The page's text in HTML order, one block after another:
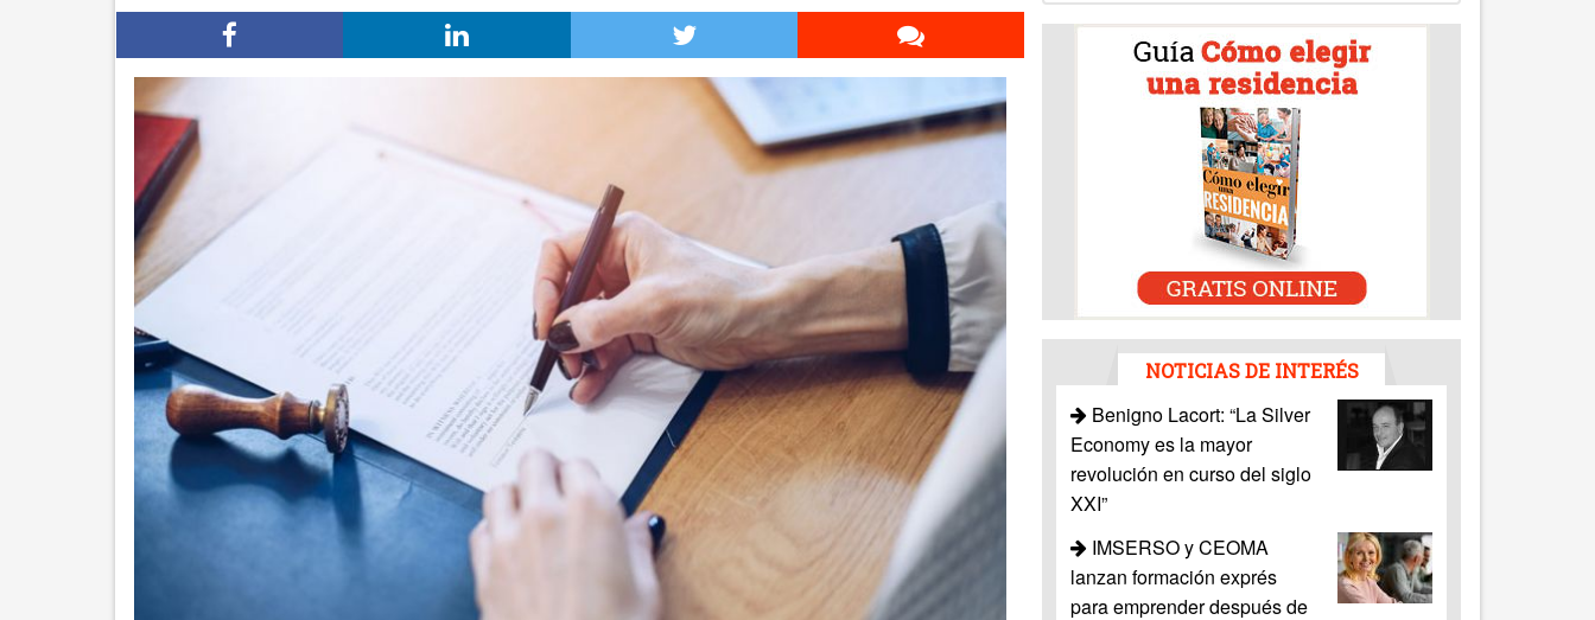
NOTICIAS DE INTERÉS
Benigno Lacort: “La Silver
Economy es la mayor
revolución en curso del siglo
XXI”
IMSERSO y CEOMA
lanzan formación exprés
para emprender después de